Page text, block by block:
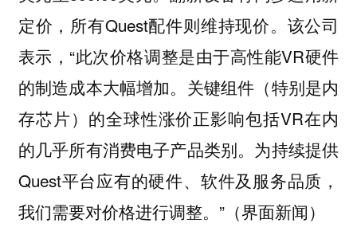
定价，所有Quest配件则维持现价。该公司
表示，“此次价格调整是由于高性能VR硬件
的制造成本大幅增加。关键组件（特别是内
存芯片）的全球性涨价正影响包括VR在内
的几乎所有消费电子产品类别。为持续提供
Quest平台应有的硬件、软件及服务品质，
我们需要对价格进行调整。”（界面新闻）